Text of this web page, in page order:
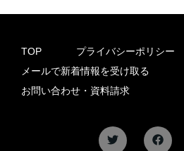
TOP
プライバシーポリシー
メールで新着情報を受け取る
お問い合わせ・資料請求